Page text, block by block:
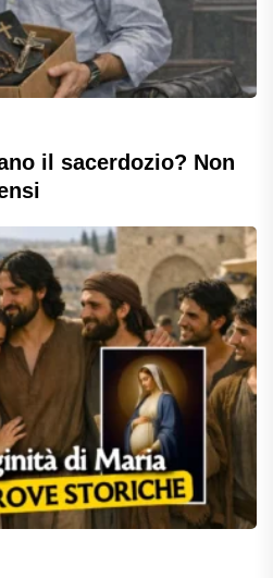
il sacerdozio? Non